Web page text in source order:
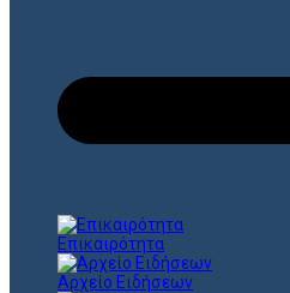
Επικαιρότητα
Αρχείο Ειδήσεων